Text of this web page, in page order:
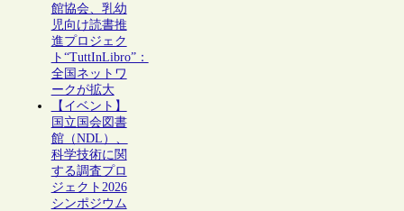
館協会、乳幼
児向け読書推
進プロジェク
ト“TuttInLibro”：
全国ネットワ
ークが拡大
【イベント】
国立国会図書
館（NDL）、
科学技術に関
する調査プロ
ジェクト2026
シンポジウム